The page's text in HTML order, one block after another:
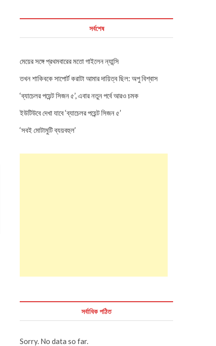
সর্বশেষ
মেয়ের সঙ্গে প্রথমবারের মতো গাইলেন ন্যান্সি
তখন শাকিবকে সাপোর্ট করাটা আমার দায়িত্ব ছিল: অপু বিশ্বাস
‘ব্যাচেলর পয়েন্ট সিজন ৫’, এবার নতুন পর্বে আরও চমক
ইউটিউবে দেখা যাবে ‘ব্যাচেলর পয়েন্ট সিজন ৫’
‘সবই মোটামুটি ব্যয়বহুল’
সর্বাধিক পঠিত
Sorry. No data so far.